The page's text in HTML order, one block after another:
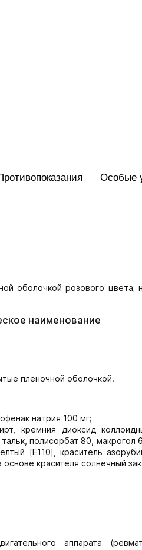
Особые
оболочкой розового
наименование
пленочной оболочкой.
нaтрия 100 мг;
кремния диоксид
полисорбат 80, макрогол
[E110], краситель
красителя солнечный
аппарата